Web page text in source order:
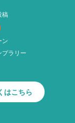
稿
ン
ラリー
はこちら